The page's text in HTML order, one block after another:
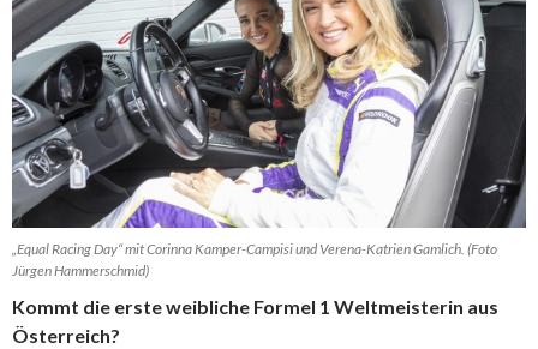
„Equal Racing Day“ mit Corinna Kamper-Campisi und Verena-Katrien Gamlich. (Foto
Jürgen Hammerschmid)
Kommt die erste weibliche Formel 1 Weltmeisterin aus
Österreich?